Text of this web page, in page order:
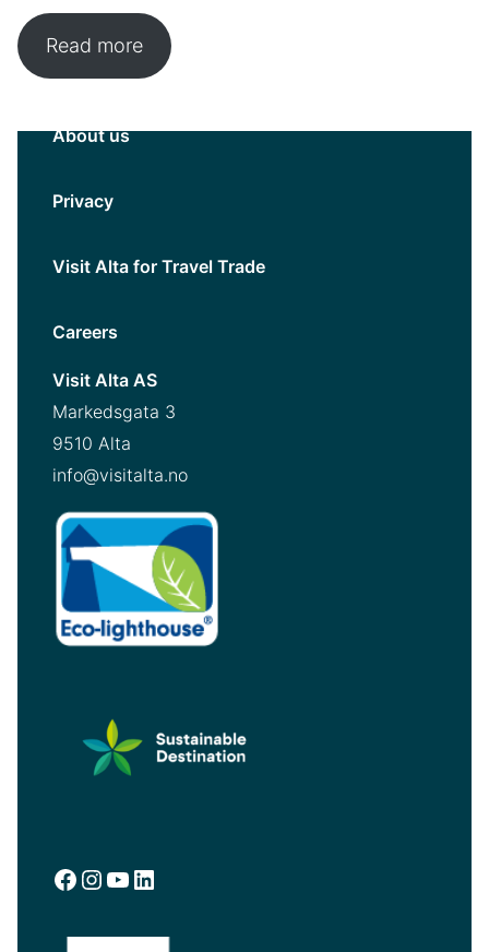
Read more
About us
Privacy
Visit Alta for Travel Trade
Careers
Visit Alta AS
Markedsgata 3
9510 Alta
info@visitalta.no
Facebook
Instagram
YouTube
LinkedIn